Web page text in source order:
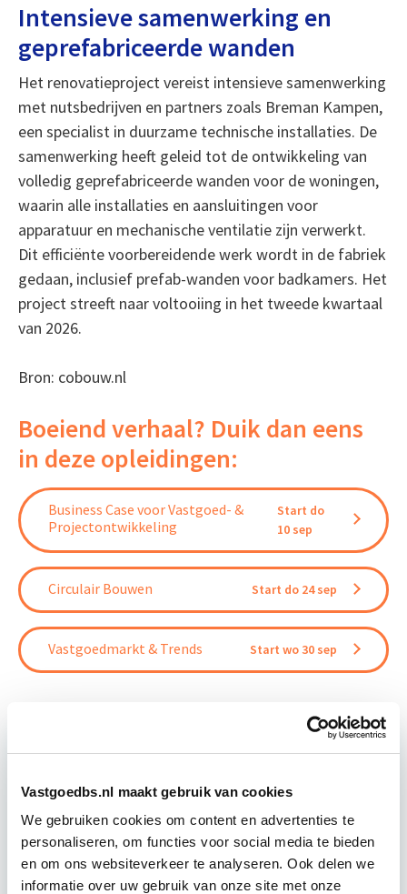
Vastgoedbs.nl maakt gebruik van cookies
We gebruiken cookies om content en advertenties te
personaliseren, om functies voor social media te bieden
en om ons websiteverkeer te analyseren. Ook delen we
informatie over uw gebruik van onze site met onze
Intensieve samenwerking en
geprefabriceerde wanden
Het renovatieproject vereist intensieve samenwerking
met nutsbedrijven en partners zoals Breman Kampen,
een specialist in duurzame technische installaties. De
samenwerking heeft geleid tot de ontwikkeling van
volledig geprefabriceerde wanden voor de woningen,
waarin alle installaties en aansluitingen voor
apparatuur en mechanische ventilatie zijn verwerkt.
Dit efficiënte voorbereidende werk wordt in de fabriek
gedaan, inclusief prefab-wanden voor badkamers. Het
project streeft naar voltooiing in het tweede kwartaal
van 2026.
Bron: cobouw.nl
Boeiend verhaal? Duik dan eens
in deze opleidingen:
Business Case voor Vastgoed- &
Projectontwikkeling
Start do
10 sep
Circulair Bouwen Start do 24 sep
Vastgoedmarkt & Trends Start wo 30 sep
Business Case voor Vastgoed- &
Projectontwikkeling
Tijdens deze opleiding leer je om integraal